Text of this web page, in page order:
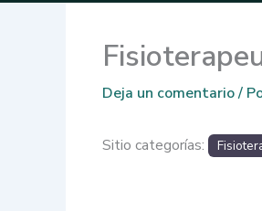
Deja un comentario/
Sitio categorías: